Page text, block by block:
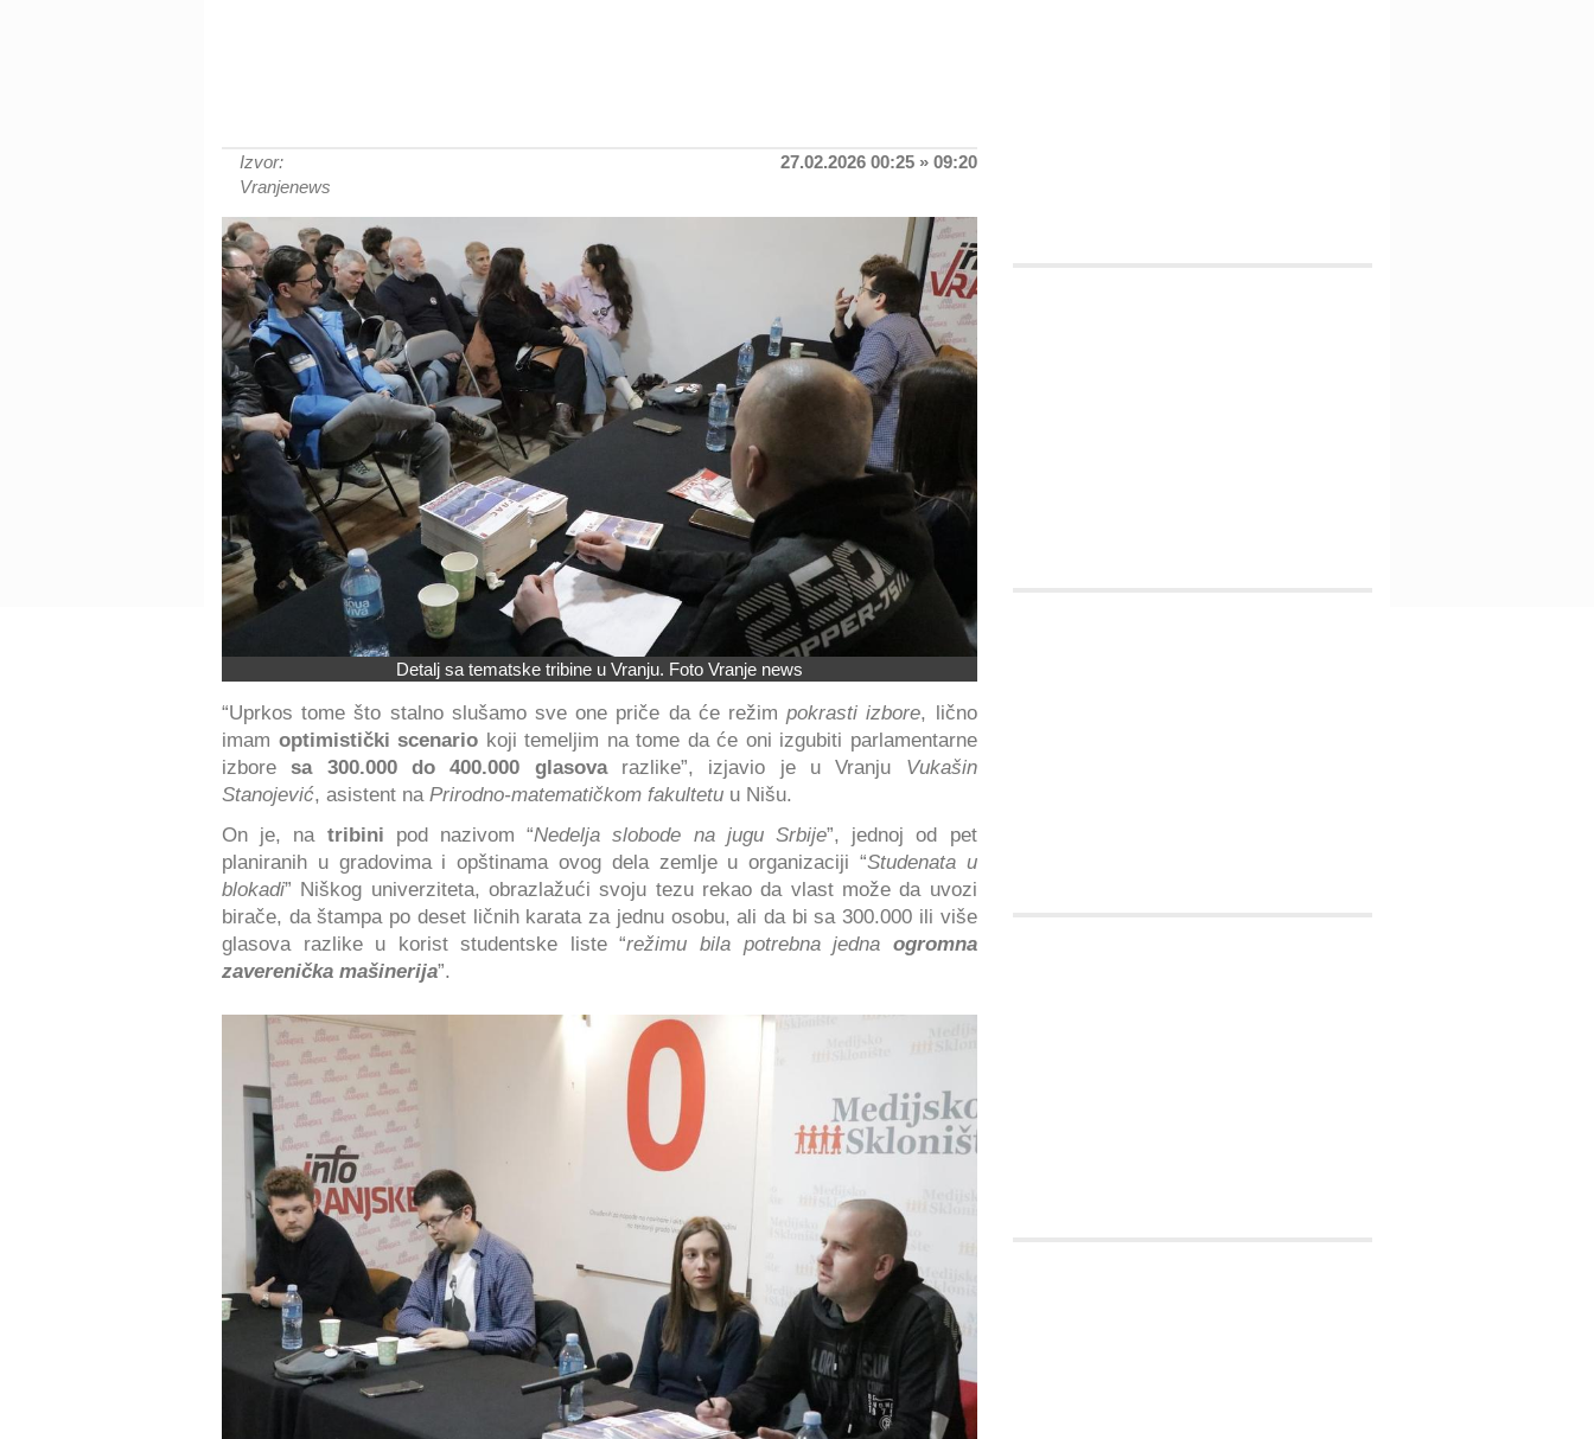
Izvor:
Vranjenews
27.02.2026 00:25 » 09:20
Detalj sa tematske tribine u Vranju. Foto Vranje news
“Uprkos tome što stalno slušamo sve one priče da će režimpokrasti izbore, lično
imam optimistički scenario koji temeljim na tome da će oni izgubiti parlamentarne
izboresa 300.000 do 400.000 glasovarazlike”, izjavio je u Vranju Vukašin
Stanojević, asistent na Prirodno-matematičkom fakultetu u Nišu.
On je, na tribini pod nazivom “Nedelja slobode na jugu Srbije”, jednoj od pet
planiranih u gradovima i opštinama ovog dela zemlje u organizaciji “Studenata u
blokadi” Niškog univerziteta, obrazlažući svoju tezu rekao da vlast može da uvozi
birače, da štampa po deset ličnih karata za jednu osobu, ali da bi sa 300.000 ili više
glasova razlike u korist studentske liste “režimu bila potrebna jedna ogromna
zaverenička mašinerija”.